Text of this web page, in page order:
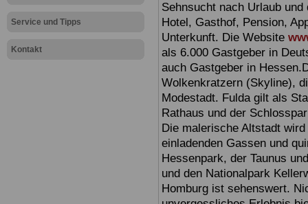
Service und Tipps
Kontakt
Sehnsucht nach Urlaub
Hotel, Gasthof, Pension,
Unterkunft. Die Website
als 6.000 Gastgeber in
auch Gastgeber in
Wolkenkratzern (Skyline),
Modestadt. Fulda gilt als
Rathaus und der
Die malerische Altstadt
einladenden Gassen und
Hessenpark, der Taunus
und den Nationalpark
Homburg ist sehenswert.